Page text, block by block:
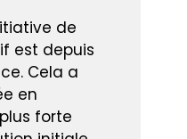
de
est depuis
Cela a
en
forte